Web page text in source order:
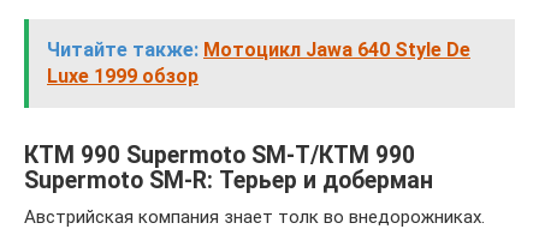
Читайте также: Мотоцикл Jawa 640 Style De
Luxe 1999 обзор
КТМ 990 Supermoto SM-T/КТМ 990
Supermoto SM-R: Терьер и доберман
Австрийская компания знает толк во внедорожниках.